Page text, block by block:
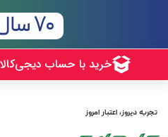
70 سال
دیروز، اعتبار امروز